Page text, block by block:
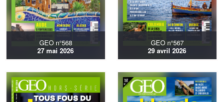
GEO n°568
27 mai 2026
GEO n°567
29 avril 2026